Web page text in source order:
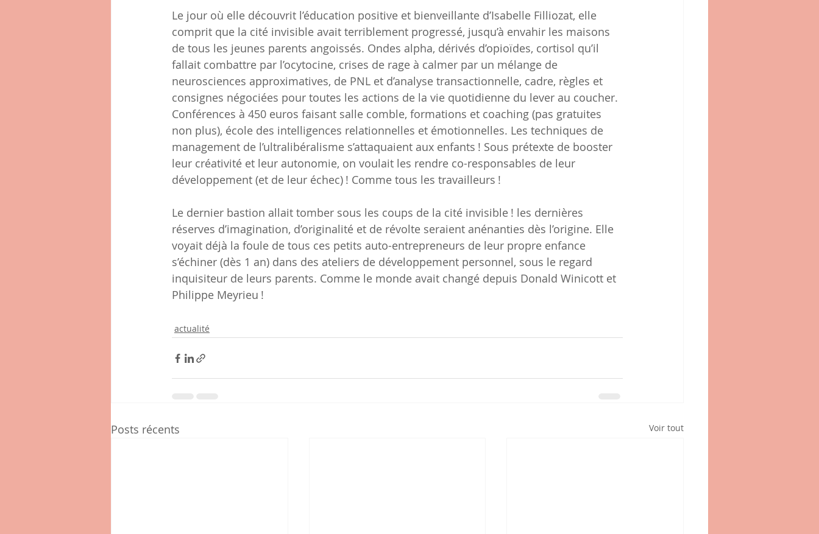
Le jour où elle découvrit l’éducation positive et bienveillante d’Isabelle Filliozat, elle
comprit que la cité invisible avait terriblement progressé, jusqu’à envahir les maisons
de tous les jeunes parents angoissés. Ondes alpha, dérivés d’opioïdes, cortisol qu’il
fallait combattre par l’ocytocine, crises de rage à calmer par un mélange de
neurosciences approximatives, de PNL et d’analyse transactionnelle, cadre, règles et
consignes négociées pour toutes les actions de la vie quotidienne du lever au coucher.
Conférences à 450 euros faisant salle comble, formations et coaching (pas gratuites
non plus), école des intelligences relationnelles et émotionnelles. Les techniques de
management de l’ultralibéralisme s’attaquaient aux enfants ! Sous prétexte de booster
leur créativité et leur autonomie, on voulait les rendre co-responsables de leur
développement (et de leur échec) ! Comme tous les travailleurs !
Le dernier bastion allait tomber sous les coups de la cité invisible ! les dernières
réserves d’imagination, d’originalité et de révolte seraient anénanties dès l’origine. Elle
voyait déjà la foule de tous ces petits auto-entrepreneurs de leur propre enfance
s’échiner (dès 1 an) dans des ateliers de développement personnel, sous le regard
inquisiteur de leurs parents. Comme le monde avait changé depuis Donald Winicott et
Philippe Meyrieu !
actualité
Posts récents Voir tout